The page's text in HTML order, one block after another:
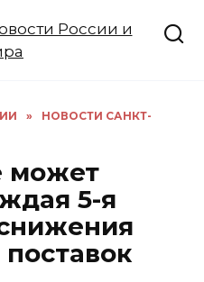
»
НОВОСТИ САНКТ-
может
5-я